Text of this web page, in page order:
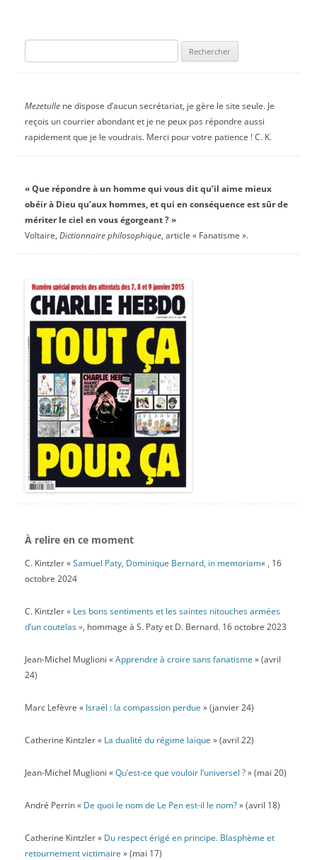
Mezetullene dispose d’aucun secrétariat, je gère le site seule. Je
reçois un courrier abondant et je ne peux pas répondre aussi
rapidement que je le voudrais. Merci pour votre patience ! C. K.
« Que répondre à un homme qui vous dit qu’il aime mieux
obéir à Dieu qu’aux hommes, et qui en conséquence est sûr de
mériter le ciel en vous égorgeant ? »
Voltaire, Dictionnaire philosophique, article « Fanatisme ».
À relire en ce moment
C. Kintzler «Samuel Paty, Dominique Bernard, in memoriam« , 16
octobre 2024
C. Kintzler« Les bons sentiments et les saintes nitouches armées
d’un coutelas », hommage à S. Paty et D. Bernard. 16 octobre 2023
Jean-Michel Muglioni «Apprendre à croire sans fanatisme » (avril
24)
Marc Lefèvre « Israël : la compassion perdue » (janvier 24)
Catherine Kintzler « La dualité du régime laïque » (avril 22)
Jean-Michel Muglioni «Qu’est-ce que vouloir l’universel ?» (mai 20)
André Perrin « De quoi le nom de Le Pen est-il le nom?» (avril 18)
Catherine Kintzler « Du respect érigé en principe. Blasphème et
retournement victimaire » (mai 17)